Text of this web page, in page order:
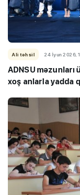
Ali təhsil 24 İyun 2026,
ADNSU
xoş anlarla yadda